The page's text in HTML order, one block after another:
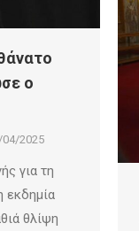
ο
2025
για τη
εκδημία
θλίψη